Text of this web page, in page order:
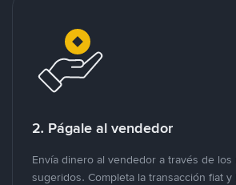
2. Págale al vendedor
Envía dinero al vendedor a través de
sugeridos. Completa la transacción fiat y